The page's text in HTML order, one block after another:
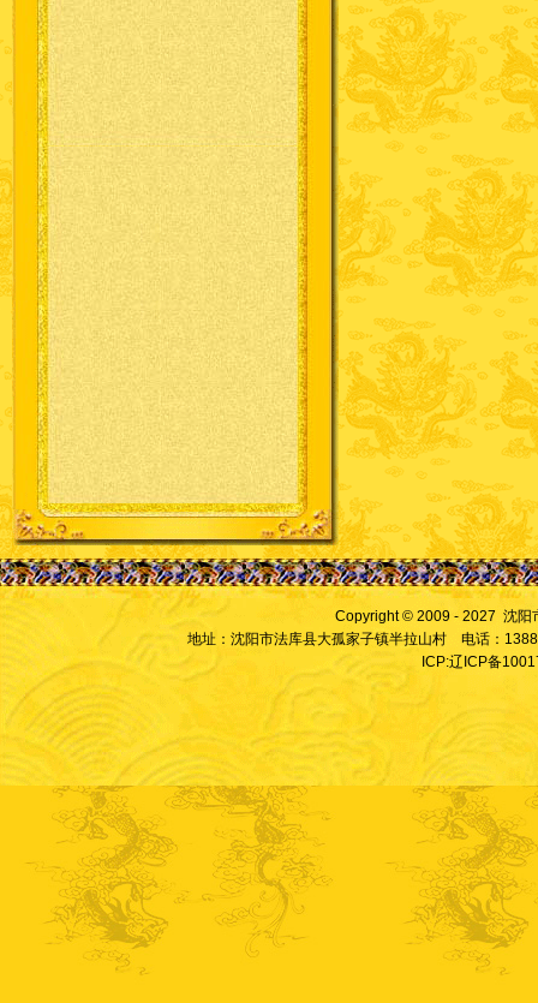
Copyright © 2009 - 2027 沈阳
地址：沈阳市法库县大孤家子镇半拉山村 电话：
ICP:辽ICP备